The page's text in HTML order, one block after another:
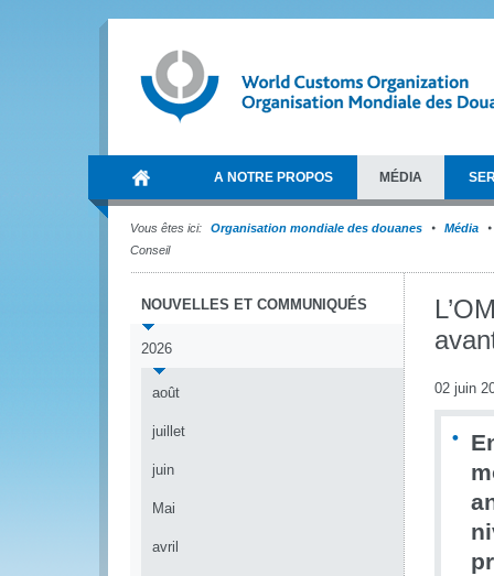
A NOTRE PROPOS MÉDIA
Vous êtes ici: Organisation mondiale des douanes
Média
Conseil
NOUVELLES ET COMMUNIQUÉS
2026
août
juillet
juin
Mai
avril
02 juin